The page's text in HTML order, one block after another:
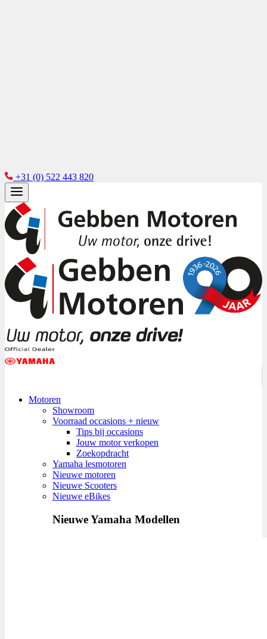
+31 (0) 522 443 820
Motoren
Showroom
Voorraad occasions + nieuw
Tips bij occasions
Jouw motor verkopen
Zoekopdracht
Yamaha lesmotoren
Nieuwe motoren
Nieuwe Scooters
Nieuwe eBikes
Nieuwe Yamaha Modellen